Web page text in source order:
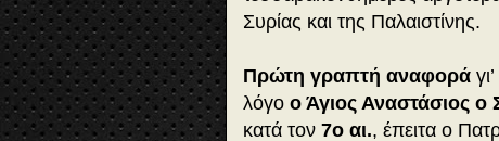
Συρίας και της Παλαιστίνης.
Πρώτη γραπτή αναφορά
λόγο ο Άγιος Αναστάσιος ο
κατά τον 7ο αι., έπειτα ο